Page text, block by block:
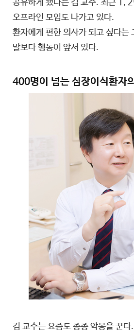
공유하게 됐다는 김 교수. 최근 1,
오프라인 모임도 나가고 있다.
환자에게 편한 의사가 되고 싶다는
말보다 행동이 앞서 있다.
400명이 넘는 심장이식환자
김 교수는 요즘도 종종 악몽을 꾼